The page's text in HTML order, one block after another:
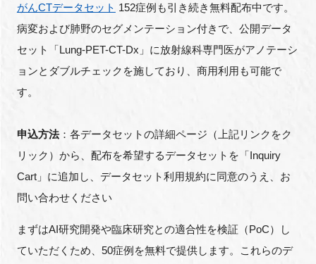
がんCTデータセット 152症例も引き続き無料配布中です。
病変および肺野のセグメンテーション付きで、公開データ
セット「Lung-PET-CT-Dx」に放射線科専門医がアノテーシ
ョンとダブルチェックを施しており、商用利用も可能で
す。
申込方法：各データセットの詳細ページ（上記リンクをク
リック）から、配布を希望するデータセットを「Inquiry
Cart」に追加し、データセット利用規約に同意のうえ、お
問い合わせください
まずはAI研究開発や臨床研究との適合性を検証（PoC）し
ていただくため、50症例を無料で提供します。これらのデ